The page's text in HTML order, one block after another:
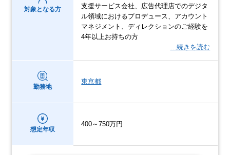
対象となる方
支援サービス会社、広告代理店でのデジタ
ル領域におけるプロデュース、アカウント
マネジメント、ディレクションのご経験を
4年以上お持ちの方
…続きを読む
勤務地
東京都
想定年収
400～750万円